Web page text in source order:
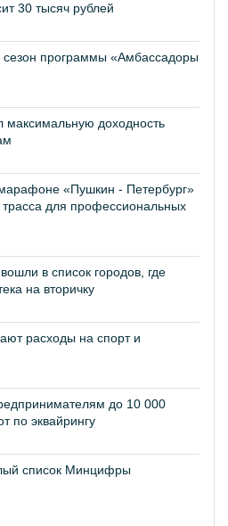
30 тысяч рублей
сезон программы «Амбассадоры
максимальную доходность
«Пушкин - Петербург»
трасса для профессиональных
в список городов, где
на вторичку
расходы на спорт и
до 10 000
по эквайрингу
список Минцифры